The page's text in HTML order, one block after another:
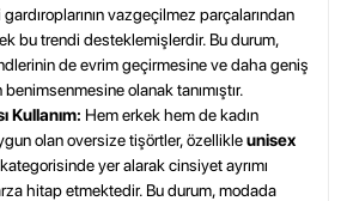
vazgeçilmez parçalarından
bu trendi desteklemişlerdir. Bu durum,
de evrim geçirmesine ve daha geniş
olanak tanımıştır.
Kullanım: Hem erkek hem de kadın
olan oversize tişörtler, özellikleunisex
kategorisinde yer alarak cinsiyet ayrımı
hitap etmektedir. Bu durum, modada